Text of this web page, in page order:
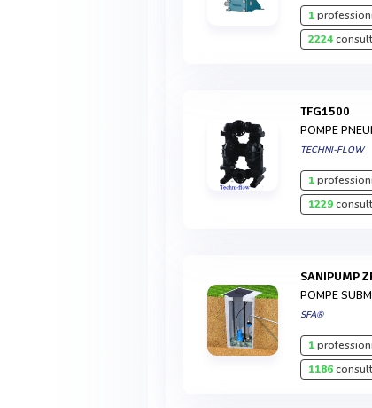
1
2224
TFG1500
POMPE
TECHNI-FLOW
1
1229
SANIPUMP
POMPE
SFA®
1
1186